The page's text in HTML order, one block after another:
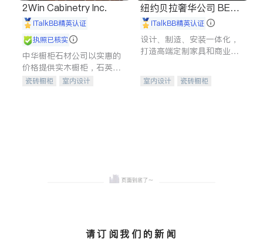
2Win Cabinetry Inc.
iTalkBB精英认证
执照已核实
中华橱柜石材公司以实惠的
价格提供实木橱柜，石英石
台面，多种优质不锈钢水
瓷砖橱柜
室内设计
纽约贝拉奢华公司 BELL
A LUXE
iTalkBB精英认证
设计、制造、安装一体化，
打造高端定制家具和商业空
室内设计
瓷砖橱柜
请订阅我们的新闻